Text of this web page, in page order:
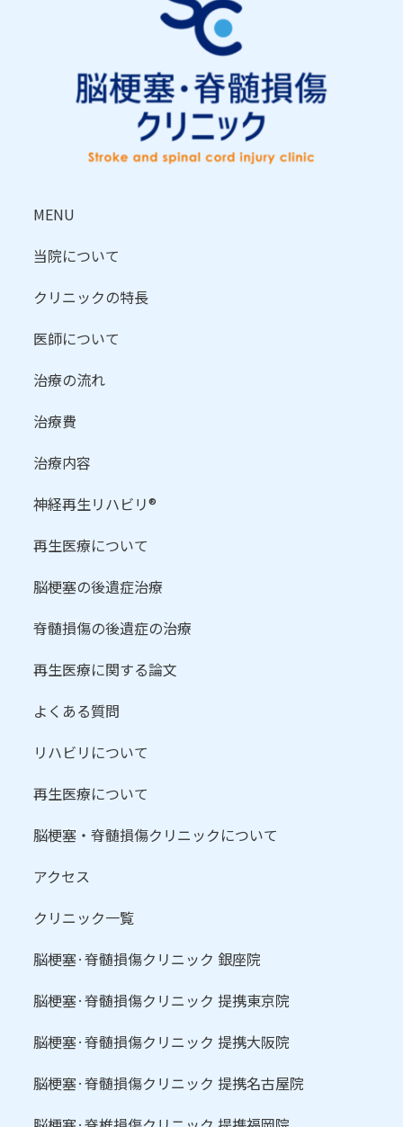
MENU
当院について
クリニックの特長
医師について
治療の流れ
治療費
治療内容
神経再生リハビリ®
再生医療について
脳梗塞の後遺症治療
脊髄損傷の後遺症の治療
再生医療に関する論文
よくある質問
リハビリについて
再生医療について
脳梗塞・脊髄損傷クリニックについて
アクセス
クリニック一覧
脳梗塞·脊髄損傷クリニック 銀座院
脳梗塞·脊髄損傷クリニック 提携東京院
脳梗塞·脊髄損傷クリニック 提携大阪院
脳梗塞·脊髄損傷クリニック 提携名古屋院